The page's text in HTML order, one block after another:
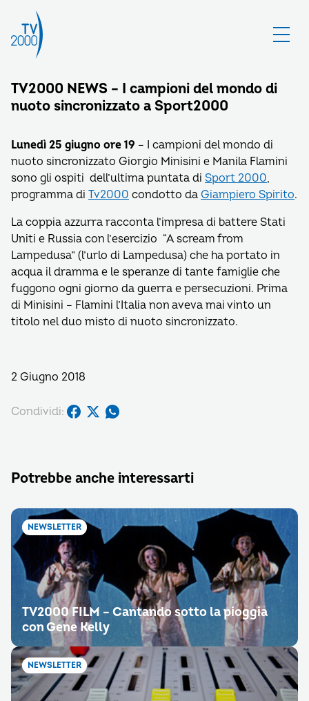
TV2000 NEWS – I campioni del mondo di
nuoto sincronizzato a Sport2000
Lunedì 25 giugno ore 19 – I campioni del mondo di
nuoto sincronizzato Giorgio Minisini e Manila Flamini
sono gli ospiti dell’ultima puntata di Sport 2000,
programma di Tv2000 condotto da Giampiero Spirito.
La coppia azzurra racconta l’impresa di battere Stati
Uniti e Russia con l’esercizio “A scream from
Lampedusa” (l’urlo di Lampedusa) che ha portato in
acqua il dramma e le speranze di tante famiglie che
fuggono ogni giorno da guerra e persecuzioni. Prima
di Minisini – Flamini l’Italia non aveva mai vinto un
titolo nel duo misto di nuoto sincronizzato.
2 Giugno 2018
Condividi:
Potrebbe anche interessarti
NEWSLETTER
TV2000 FILM – Cantando sotto la pioggia
con Gene Kelly
NEWSLETTER